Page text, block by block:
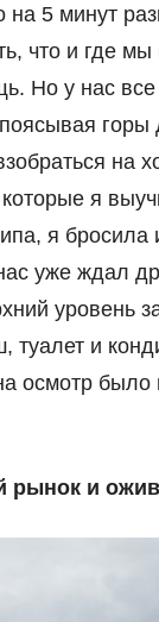
5 минут
и где мы
Но у нас
на
я
я бросила
уже ждал
уровень
и
было
рынок и